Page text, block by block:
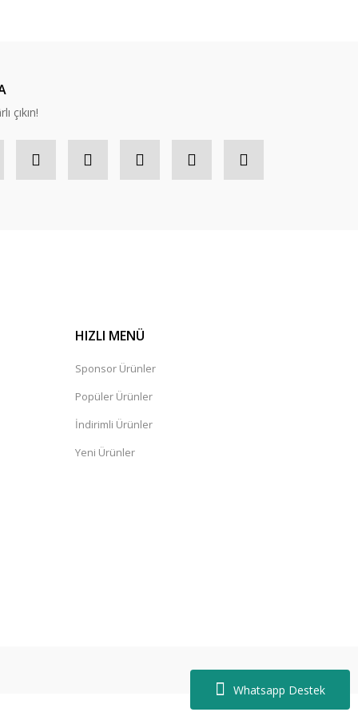
Whatsapp Destek
çıkın!
HIZLI MENÜ
Sponsor Ürünler
Popüler Ürünler
İndirimli Ürünler
Yeni Ürünler